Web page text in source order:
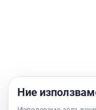
Ние